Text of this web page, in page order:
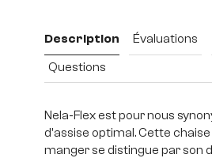
Description Évaluations
Questions
Nela-Flex est pour nous
d'assise optimal. Cette chaise
manger se distingue par son